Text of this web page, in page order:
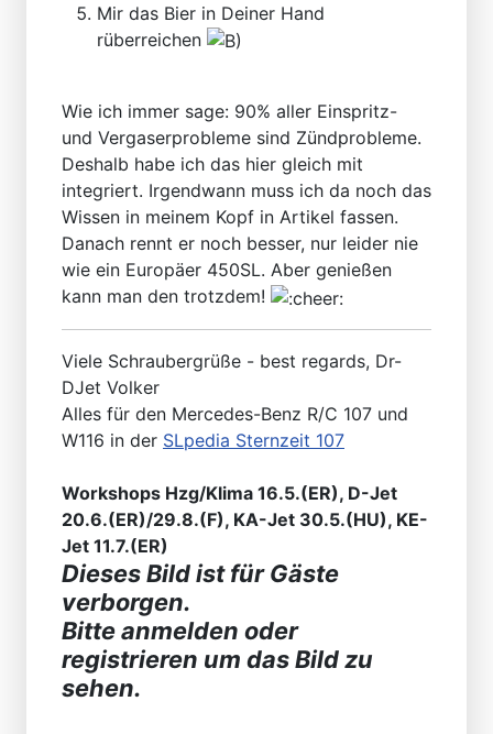
Mir das Bier in Deiner Hand
rüberreichen
Wie ich immer sage: 90% aller Einspritz-
und Vergaserprobleme sind Zündprobleme.
Deshalb habe ich das hier gleich mit
integriert. Irgendwann muss ich da noch das
Wissen in meinem Kopf in Artikel fassen.
Danach rennt er noch besser, nur leider nie
wie ein Europäer 450SL. Aber genießen
kann man den trotzdem!
Viele Schraubergrüße - best regards, Dr-
DJet Volker
Alles für den Mercedes-Benz R/C 107 und
W116 in der SLpedia Sternzeit 107
Workshops Hzg/Klima 16.5.(ER), D-Jet
20.6.(ER)/29.8.(F), KA-Jet 30.5.(HU), KE-
Jet 11.7.(ER)
Dieses Bild ist für Gäste
verborgen.
Bitte anmelden oder
registrieren um das Bild zu
sehen.